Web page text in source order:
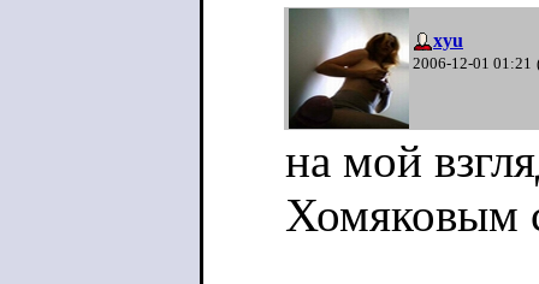
xyu
2006-12-01 01:21
на мой
Хомяковым